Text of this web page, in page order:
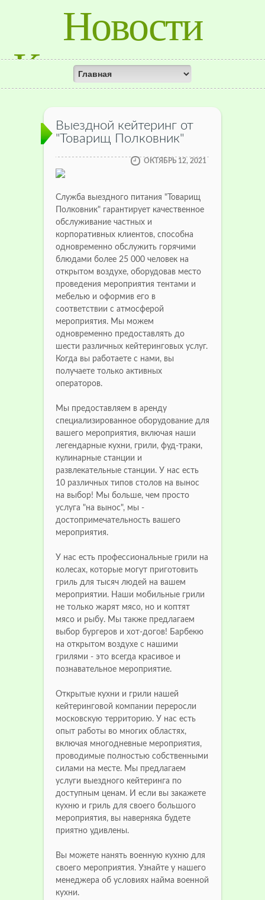
Новости
Красноярского
Края
Выездной кейтеринг от
"Товарищ Полковник"
ОКТЯБРЬ 12, 2021
Служба выездного питания "Товарищ
Полковник" гарантирует качественное
обслуживание частных и
корпоративных клиентов, способна
одновременно обслужить горячими
блюдами более 25 000 человек на
открытом воздухе, оборудовав место
проведения мероприятия тентами и
мебелью и оформив его в
соответствии с атмосферой
мероприятия. Мы можем
одновременно предоставлять до
шести различных кейтеринговых услуг.
Когда вы работаете с нами, вы
получаете только активных
операторов.
Мы предоставляем в аренду
специализированное оборудование для
вашего мероприятия, включая наши
легендарные кухни, грили, фуд-траки,
кулинарные станции и
развлекательные станции. У нас есть
10 различных типов столов на вынос
на выбор! Мы больше, чем просто
услуга "на вынос", мы -
достопримечательность вашего
мероприятия.
У нас есть профессиональные грили на
колесах, которые могут приготовить
гриль для тысяч людей на вашем
мероприятии. Наши мобильные грили
не только жарят мясо, но и коптят
мясо и рыбу. Мы также предлагаем
выбор бургеров и хот-догов! Барбекю
на открытом воздухе с нашими
грилями - это всегда красивое и
познавательное мероприятие.
Открытые кухни и грили нашей
кейтеринговой компании переросли
московскую территорию. У нас есть
опыт работы во многих областях,
включая многодневные мероприятия,
проводимые полностью собственными
силами на месте. Мы предлагаем
услуги выездного кейтеринга по
доступным ценам. И если вы закажете
кухню и гриль для своего большого
мероприятия, вы наверняка будете
приятно удивлены.
Вы можете нанять военную кухню для
своего мероприятия. Узнайте у нашего
менеджера об условиях найма военной
кухни.